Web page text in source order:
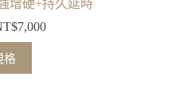
增硬+持久延時
7,000
格